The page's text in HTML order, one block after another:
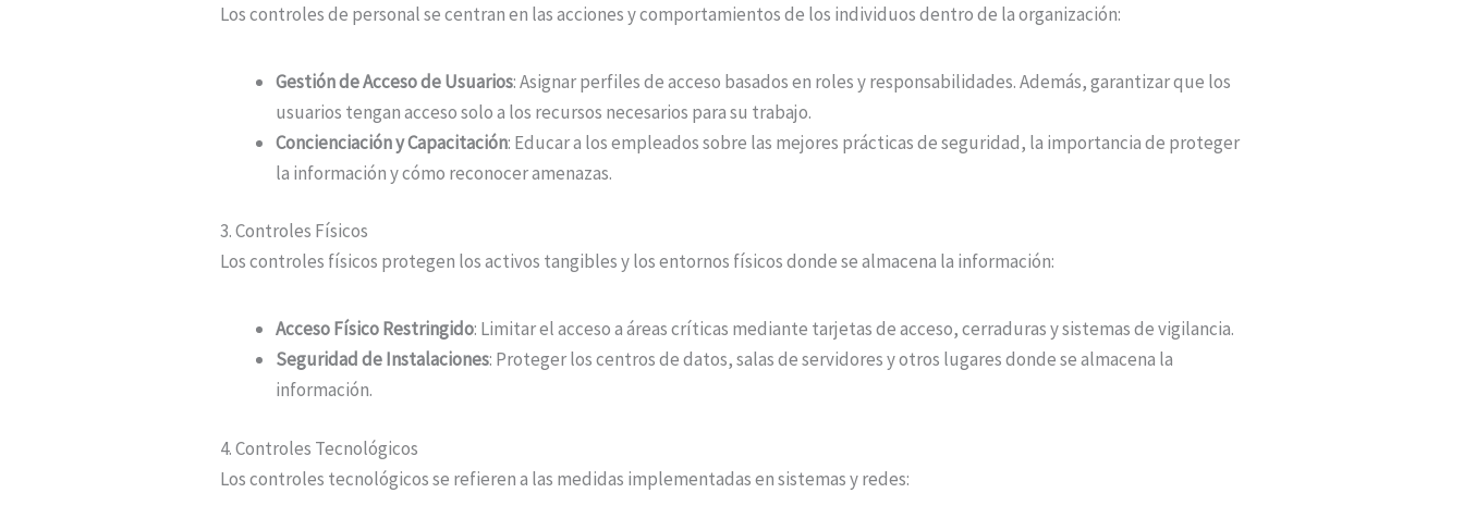
Los controles de personal se centran en las acciones y comportamientos de los individuos dentro de la organización:
Gestión de Acceso de Usuarios: Asignar perfiles de acceso basados en roles y responsabilidades. Además, garantizar que los
usuarios tengan acceso solo a los recursos necesarios para su trabajo.
Concienciación y Capacitación: Educar a los empleados sobre las mejores prácticas de seguridad, la importancia de proteger
la información y cómo reconocer amenazas.
3. Controles Físicos
Los controles físicos protegen los activos tangibles y los entornos físicos donde se almacena la información:
Acceso Físico Restringido: Limitar el acceso a áreas críticas mediante tarjetas de acceso, cerraduras y sistemas de vigilancia.
Seguridad de Instalaciones: Proteger los centros de datos, salas de servidores y otros lugares donde se almacena la
información.
4. Controles Tecnológicos
Los controles tecnológicos se refieren a las medidas implementadas en sistemas y redes: